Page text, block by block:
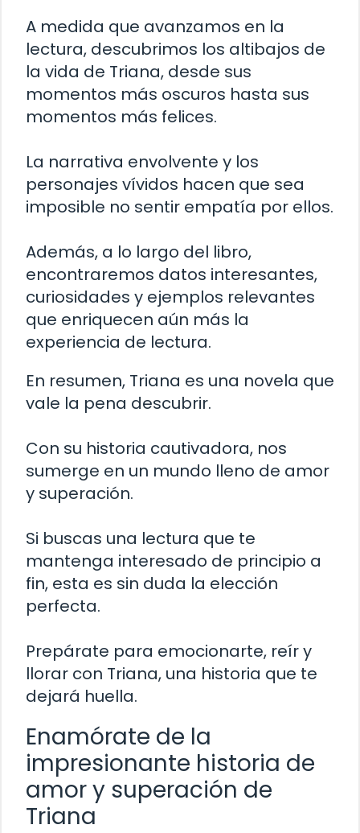
A medida que avanzamos en la
lectura, descubrimos los altibajos de
la vida de Triana, desde sus
momentos más oscuros hasta sus
momentos más felices.
La narrativa envolvente y los
personajes vívidos hacen que sea
imposible no sentir empatía por ellos.
Además, a lo largo del libro,
encontraremos datos interesantes,
curiosidades y ejemplos relevantes
que enriquecen aún más la
experiencia de lectura.
En resumen, Triana es una novela que
vale la pena descubrir.
Con su historia cautivadora, nos
sumerge en un mundo lleno de amor
y superación.
Si buscas una lectura que te
mantenga interesado de principio a
fin, esta es sin duda la elección
perfecta.
Prepárate para emocionarte, reír y
llorar con Triana, una historia que te
dejará huella.
Enamórate de la
impresionante historia de
amor y superación de
Triana